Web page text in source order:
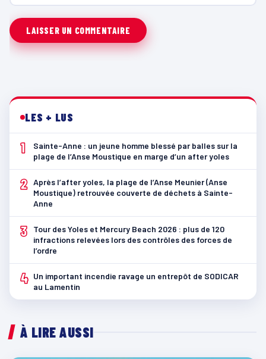
LES + LUS
1
Sainte-Anne : un jeune homme blessé par balles sur la
plage de l’Anse Moustique en marge d’un after yoles
2 Après l’after yoles, la plage de l’Anse Meunier (Anse
Moustique) retrouvée couverte de déchets à Sainte-
Anne
3
Tour des Yoles et Mercury Beach 2026 : plus de 120
infractions relevées lors des contrôles des forces de
l’ordre
4 Un important incendie ravage un entrepôt de SODICAR
au Lamentin
À LIRE AUSSI